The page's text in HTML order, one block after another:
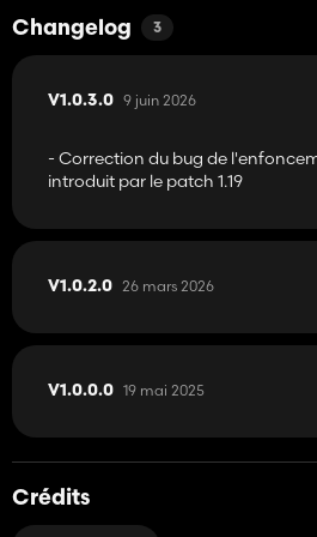
l'attelage de remorque (nécessite le
Les moissonneuses-batteuses
cueilleurs :
-Cressoni Compact 10 par SMI
-CLAAS Corio 12-75C par
-CLAAS Corio 8-75FC par
Changelog 3
V1.0.3.0 9 juin 2026
- Correction du bug de
introduit par le patch 1.19
V1.0.2.0 26 mars 2026
V1.0.0.0 19 mai 2025
Crédits